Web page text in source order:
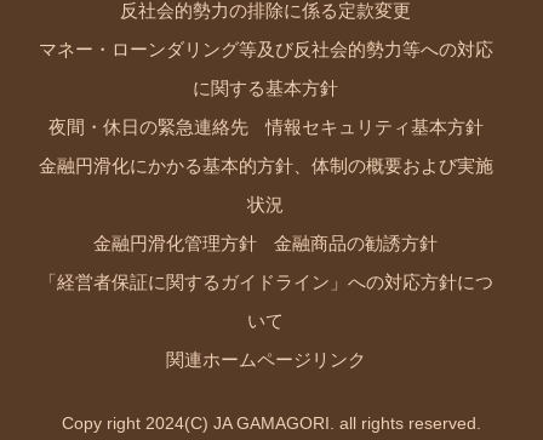
反社会的勢力の排除に係る定款変更
マネー・ローンダリング等及び反社会的勢力等への対応
に関する基本方針
夜間・休日の緊急連絡先 情報セキュリティ基本方針
金融円滑化にかかる基本的方針、体制の概要および実施
状況
金融円滑化管理方針 金融商品の勧誘方針
「経営者保証に関するガイドライン」への対応方針につ
いて
関連ホームページリンク
Copy right 2024(C) JA GAMAGORI. all rights reserved.